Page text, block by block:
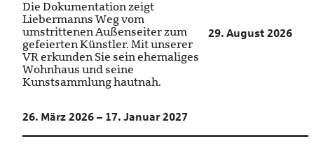
Die Dokumentation zeigt
Liebermanns Weg vom
umstrittenen Außenseiter zum
gefeierten Künstler. Mit unserer
VR erkunden Sie sein ehemaliges
Wohnhaus und seine
Kunstsammlung hautnah.
26. März 2026 – 17. Januar 2027
29. August 2026